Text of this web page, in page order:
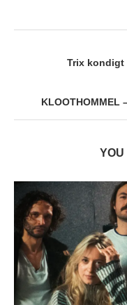
Trix kondigt
KLOOTHOMMEL
YOU